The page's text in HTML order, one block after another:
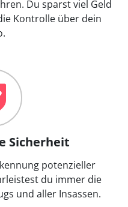
Du sparst viel Geld
Kontrolle über dein
Sicherheit
potenzieller
du immer die
und aller Insassen.